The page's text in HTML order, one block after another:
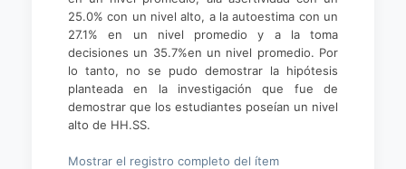
25.0% con un nivel alto, a la autoestima con un
27.1% en un nivel promedio y a la toma
decisiones un 35.7%en un nivel promedio. Por
lo tanto, no se pudo demostrar la hipótesis
planteada en la investigación que fue de
demostrar que los estudiantes poseían un nivel
alto de HH.SS.
Mostrar el registro completo del ítem